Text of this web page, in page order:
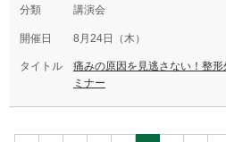
講演会
8月24日（木）
痛みの原因を見逃さない！整
ミナー